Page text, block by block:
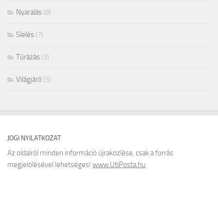
Nyaralás (8)
Síelés (7)
Túrázás (3)
Világjáró (5)
JOGI NYILATKOZAT
Az oldalról minden információ újraközlése, csak a forrás
megjelölésével lehetséges! www.UtiPosta.hu